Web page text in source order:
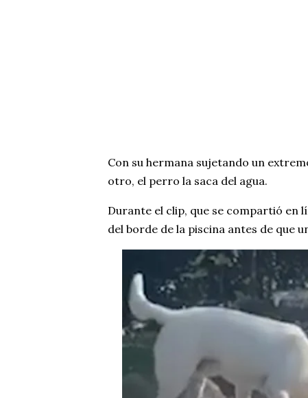
Con su hermana sujetando un
otro, el perro la saca del agua.
Durante el clip, que se compartió en
del borde de la piscina antes de que